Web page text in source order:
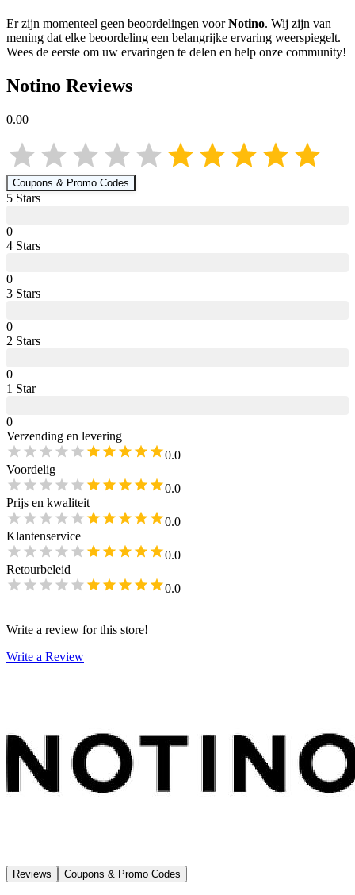
Er zijn momenteel geen beoordelingen voorNotino. Wij zijn van
mening dat elke beoordeling een belangrijke ervaring weerspiegelt.
Wees de eerste om uw ervaringen te delen en help onze community!
Notino Reviews
0.00
Coupons & Promo Codes
5 Stars
0
4 Stars
0
3 Stars
0
2 Stars
0
1 Star
0
Verzending en levering
0.0
Voordelig
0.0
Prijs en kwaliteit
0.0
Klantenservice
0.0
Retourbeleid
0.0
Write a review for this store!
Write a Review
Reviews Coupons & Promo Codes